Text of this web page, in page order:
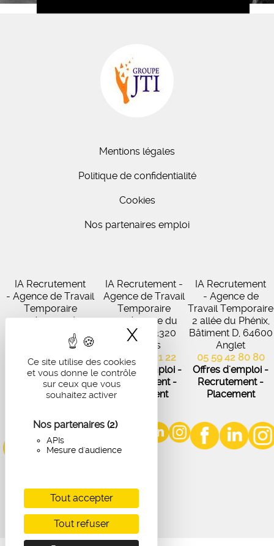
Ce site utilise des cookies
et vous donne le contrôle
sur ceux que vous
souhaitez activer
Nos partenaires (2)
APIs
Mesure d'audience
Tout accepter
Tout refuser
X Masquer le
Mentions légales
Politique de confidentialité
Cookies
Nos partenaires emploi
IA Recrutement
- Agence de Travail
Temporaire
27 Avenue de
Virecourt, 33370
Artigues-près-
Bordeaux
05 56 67 48 57
Offres d'emploi -
Recrutement -
IA Recrutement -
Agence de Travail
Temporaire
102 Avenue du
Médoc, 33320
Eysines
05 56 45 21 22
Offres d'emploi -
Recrutement -
Placement
IA Recrutement
- Agence de
Travail Temporaire
2 allée du Phénix,
Bâtiment D, 64600
Anglet
05 59 42 80 80
Offres d'emploi -
Recrutement -
Placement